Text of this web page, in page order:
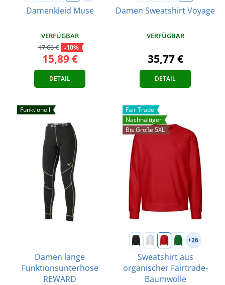
Damenkleid Muse
VERFÜGBAR
17,66 €
-10%
15,89 €
DETAIL
Damen Sweatshirt Voyage
VERFÜGBAR
35,77 €
DETAIL
Funktionell
Damen lange
Funktionsunterhose
REWARD
Fair Trade
Nachhaltiger
Bis Größe 5XL
+26
Sweatshirt aus
organischer Fairtrade-
Baumwolle